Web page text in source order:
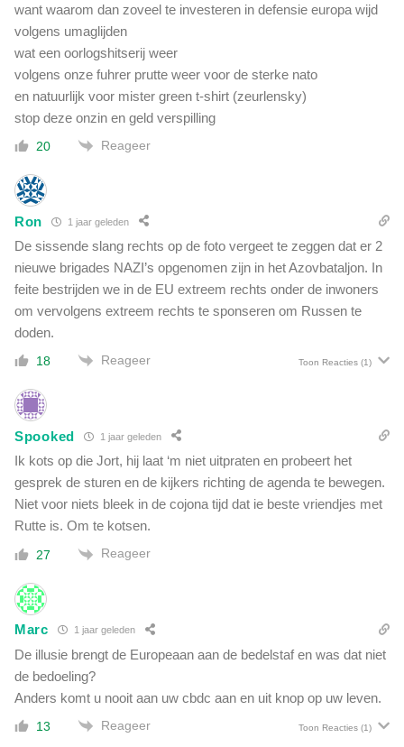
want waarom dan zoveel te investeren in defensie europa wijd
volgens umaglijden
wat een oorlogshitserij weer
volgens onze fuhrer prutte weer voor de sterke nato
en natuurlijk voor mister green t-shirt (zeurlensky)
stop deze onzin en geld verspilling
20 Reageer
Ron 1 jaar geleden
De sissende slang rechts op de foto vergeet te zeggen dat er 2
nieuwe brigades NAZI’s opgenomen zijn in het Azovbataljon. In
feite bestrijden we in de EU extreem rechts onder de inwoners
om vervolgens extreem rechts te sponseren om Russen te
doden.
18 Reageer Toon Reacties (1)
Spooked 1 jaar geleden
Ik kots op die Jort, hij laat ‘m niet uitpraten en probeert het
gesprek de sturen en de kijkers richting de agenda te bewegen.
Niet voor niets bleek in de cojona tijd dat ie beste vriendjes met
Rutte is. Om te kotsen.
27 Reageer
Marc 1 jaar geleden
De illusie brengt de Europeaan aan de bedelstaf en was dat niet
de bedoeling?
Anders komt u nooit aan uw cbdc aan en uit knop op uw leven.
13 Reageer Toon Reacties (1)